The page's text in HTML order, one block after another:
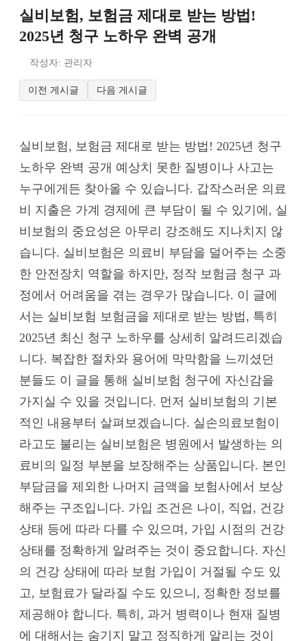
실비보험, 보험금 제대로 받는 방법!
2025년 청구 노하우 완벽 공개
작성자: 관리자
이전 게시글 다음 게시글
실비보험, 보험금 제대로 받는 방법! 2025년 청구
노하우 완벽 공개 예상치 못한 질병이나 사고는
누구에게든 찾아올 수 있습니다. 갑작스러운 의료
비 지출은 가계 경제에 큰 부담이 될 수 있기에, 실
비보험의 중요성은 아무리 강조해도 지나치지 않
습니다. 실비보험은 의료비 부담을 덜어주는 소중
한 안전장치 역할을 하지만, 정작 보험금 청구 과
정에서 어려움을 겪는 경우가 많습니다. 이 글에
서는 실비보험 보험금을 제대로 받는 방법, 특히
2025년 최신 청구 노하우를 상세히 알려드리겠습
니다. 복잡한 절차와 용어에 막막함을 느끼셨던
분들도 이 글을 통해 실비보험 청구에 자신감을
가지실 수 있을 것입니다. 먼저 실비보험의 기본
적인 내용부터 살펴보겠습니다. 실손의료보험이
라고도 불리는 실비보험은 병원에서 발생하는 의
료비의 일정 부분을 보장해주는 상품입니다. 본인
부담금을 제외한 나머지 금액을 보험사에서 보상
해주는 구조입니다. 가입 조건은 나이, 직업, 건강
상태 등에 따라 다를 수 있으며, 가입 시점의 건강
상태를 정확하게 알려주는 것이 중요합니다. 자신
의 건강 상태에 따라 보험 가입이 거절될 수도 있
고, 보험료가 달라질 수도 있으니, 정확한 정보를
제공해야 합니다. 특히, 과거 병력이나 현재 질병
에 대해서는 숨기지 말고 정직하게 알리는 것이